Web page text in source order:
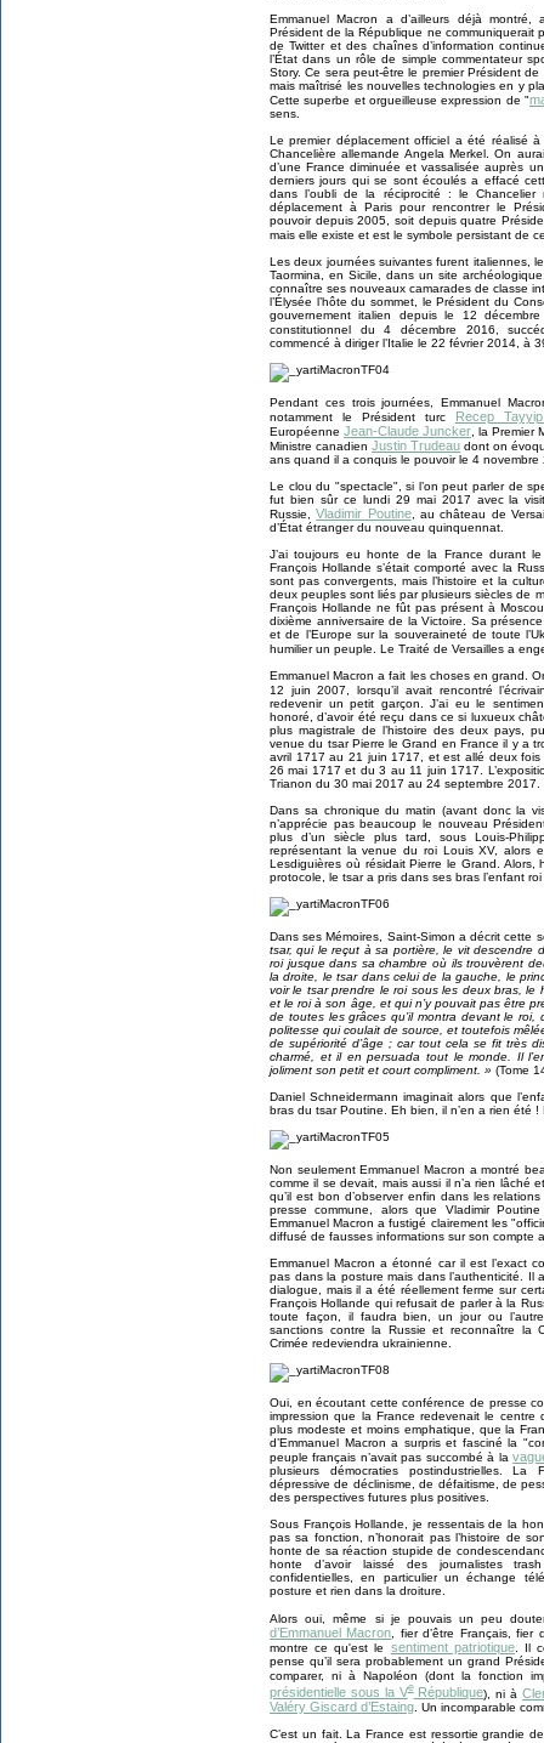
Emmanuel Macron a d’ailleurs déjà
Président de la République ne communiquerait
de Twitter et des chaînes d’information
l’État dans un rôle de simple commentateur
Story. Ce sera peut-être le premier Président
mais maîtrisé les nouvelles technologies en y
Cette superbe et orgueilleuse expression de "
sens.
Le premier déplacement officiel a été réalisé
Chancelière allemande Angela Merkel. On
d’une France diminuée et vassalisée auprès
derniers jours qui se sont écoulés a effacé
dans l’oubli de la réciprocité : le
déplacement à Paris pour rencontrer le
pouvoir depuis 2005, soit depuis quatre
mais elle existe et est le symbole persistant de
Les deux journées suivantes furent italiennes,
Taormina, en Sicile, dans un site
connaître ses nouveaux camarades de classe
l’Élysée l’hôte du sommet, le Président du
gouvernement italien depuis le 12
constitutionnel du 4 décembre 2016,
commencé à diriger l’Italie le 22 février 2014, à
Pendant ces trois journées, Emmanuel
notamment le Président turc
Recep
Européenne Jean-Claude Juncker , la Premier
Ministre canadienJustin Trudeau dont on
ans quand il a conquis le pouvoir le 4 novembre
Le clou du "spectacle", si l’on peut parler de
fut bien sûr ce lundi 29 mai 2017 avec la
Russie,Vladimir Poutine, au château de
d’État étranger du nouveau quinquennat.
J’ai toujours eu honte de la France durant
François Hollande s’était comporté avec la
sont pas convergents, mais l’histoire et la
deux peuples sont liés par plusieurs siècles de
François Hollande ne fût pas présent à
dixième anniversaire de la Victoire. Sa
et de l’Europe sur la souveraineté de toute
humilier un peuple. Le Traité de Versailles a
Emmanuel Macron a fait les choses en grand.
12 juin 2007, lorsqu’il avait rencontré
redevenir un petit garçon. J’ai eu le
honoré, d’avoir été reçu dans ce si luxueux
plus magistrale de l’histoire des deux pays,
venue du tsar Pierre le Grand en France il y a
avril 1717 au 21 juin 1717, et est allé deux
26 mai 1717 et du 3 au 11 juin 1717.
Trianon du 30 mai 2017 au 24 septembre 2017.
Dans sa chronique du matin (avant donc la
n’apprécie pas beaucoup le nouveau
plus d’un siècle plus tard, sous Louis-
représentant la venue du roi Louis XV, alors
Lesdiguières où résidait Pierre le Grand.
protocole, le tsar a pris dans ses bras l’enfant roi
Dans ses Mémoires, Saint-Simon a décrit cette
tsar, qui le reçut à sa portière, le vit descendre
roi jusque dans sa chambre où ils trouvèrent
la droite, le tsar dans celui de la gauche, le
voir le tsar prendre le roi sous les deux bras, le
et le roi à son âge, et qui n’y pouvait pas être
de toutes les grâces qu’il montra devant le roi,
politesse qui coulait de source, et toutefois
de supériorité d’âge ; car tout cela se fit très
charmé, et il en persuada tout le monde. Il
joliment son petit et court compliment. » (Tome
Daniel Schneidermann imaginait alors que
bras du tsar Poutine. Eh bien, il n’en a rien été
Non seulement Emmanuel Macron a montré
comme il se devait, mais aussi il n’a rien lâché
qu’il est bon d’observer enfin dans les
presse commune, alors que Vladimir
Emmanuel Macron a fustigé clairement les
diffusé de fausses informations sur son compte
Emmanuel Macron a étonné car il est l’exact
pas dans la posture mais dans l’authenticité. Il
dialogue, mais il a été réellement ferme sur
François Hollande qui refusait de parler à la
toute façon, il faudra bien, un jour ou
sanctions contre la Russie et reconnaître la
Crimée redeviendra ukrainienne.
Oui, en écoutant cette conférence de presse
impression que la France redevenait le
plus modeste et moins emphatique, que la
d’Emmanuel Macron a surpris et fasciné la
peuple français n’avait pas succombé à la
plusieurs démocraties postindustrielles.
dépressive de déclinisme, de défaitisme, de
des perspectives futures plus positives.
Sous François Hollande, je ressentais de la
pas sa fonction, n’honorait pas l’histoire de
honte de sa réaction stupide de
honte d’avoir laissé des journalistes
confidentielles, en particulier un échange
posture et rien dans la droiture.
Alors oui, même si je pouvais un peu
d’Emmanuel Macron , fier d’être Français,
montre ce qu'est le sentiment patriotique. Il
pense qu’il sera probablement un grand
comparer, ni à Napoléon (dont la fonction
présidentielle sous la VeRépublique), ni à
Valéry Giscard d’Estaing. Un incomparable
C’est un fait. La France est ressortie grandie